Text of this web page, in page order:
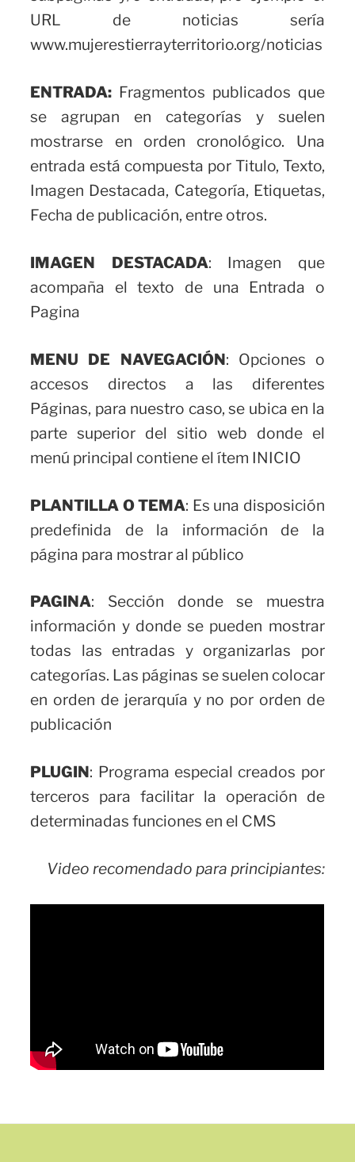
URL de noticias sería
www.mujerestierrayterritorio.org/noticias
ENTRADA: Fragmentos publicados que
se agrupan en categorías y suelen
mostrarse en orden cronológico. Una
entrada está compuesta por Titulo, Texto,
Imagen Destacada, Categoría, Etiquetas,
Fecha de publicación, entre otros.
IMAGEN DESTACADA: Imagen que
acompaña el texto de una Entrada o
Pagina
MENU DE NAVEGACIÓN: Opciones o
accesos directos a las diferentes
Páginas, para nuestro caso, se ubica en la
parte superior del sitio web donde el
menú principal contiene el ítem INICIO
PLANTILLA O TEMA: Es una disposición
predefinida de la información de la
página para mostrar al público
PAGINA: Sección donde se muestra
información y donde se pueden mostrar
todas las entradas y organizarlas por
categorías. Las páginas se suelen colocar
en orden de jerarquía y no por orden de
publicación
PLUGIN: Programa especial creados por
terceros para facilitar la operación de
determinadas funciones en el CMS
Video recomendado para principiantes: